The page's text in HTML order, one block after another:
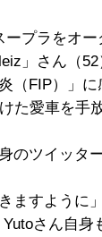
プラをオー
」さん（52
（FIP）」
た愛車を手
のツイッタ
ますように
さん自